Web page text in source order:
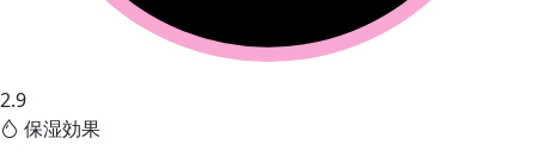
2.9
保湿効果